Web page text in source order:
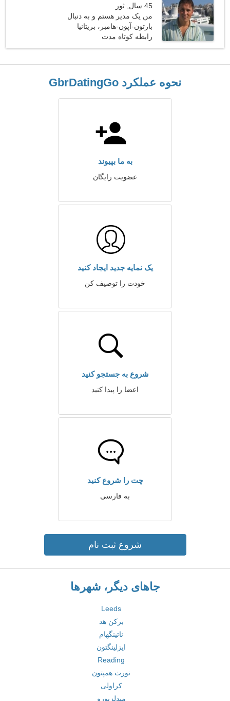
45 سال, ثور
من یک مدیر هستم و به دنبال
یک زن زیبا هستم
بارتون-آپون-هامبر، بریتانیا
رابطه کوتاه مدت
نحوه عملکرد GbrDatingGo
به ما بپیوند
عضویت رایگان
یک نمایه جدید ایجاد کنید
خودت را توصیف کن
شروع به جستجو کنید
اعضا را پیدا کنید
چت را شروع کنید
به فارسی
شروع ثبت نام
جاهای دیگر، شهرها
Leeds
برکن هد
ناتینگهام
ایزلینگتون
Reading
نورث همپتون
کراولی
میدلزبورو